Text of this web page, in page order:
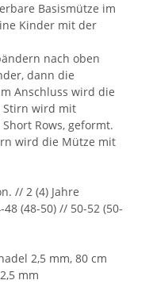
Basismütze im
Kinder mit der
nach oben
dann die
Anschluss wird die
Stirn wird mit
Rows, geformt.
wird die Mütze mit
// 2 (4) Jahre
(48-50) // 50-52 (50-
2,5 mm, 80 cm
mm